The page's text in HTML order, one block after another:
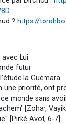
? https://
Lui
futur
la Guémara
une priorité, ont
monde sans
[Zohar,
[Pirké Avot, 6-7]